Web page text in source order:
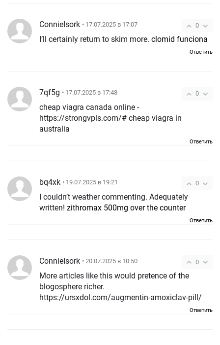
0
ConnieIsork • 17.07.2025 в 17:07
I’ll certainly return to skim more. clomid funciona
Ответить
0
7qf5g • 17.07.2025 в 17:48
cheap viagra canada online -
https://strongvpls.com/# cheap viagra in
australia
Ответить
0
bq4xk • 19.07.2025 в 19:21
I couldn’t weather commenting. Adequately
written! zithromax 500mg over the counter
Ответить
0
ConnieIsork • 20.07.2025 в 10:50
More articles like this would pretence of the
blogosphere richer.
https://ursxdol.com/augmentin-amoxiclav-pill/
Ответить